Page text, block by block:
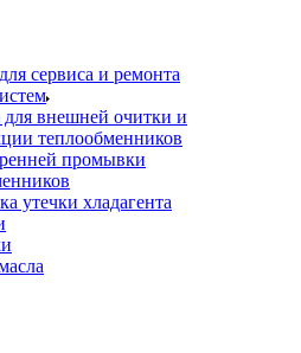
сервиса и ремонта
для внешней очитки и
теплообменников
промывки
утечки хладагента